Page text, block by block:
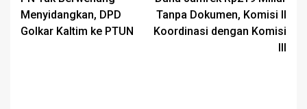
navigation
Menyidangkan, DPD
Golkar Kaltim ke PTUN
Tanpa Dokumen, Komisi II
Koordinasi dengan Komisi
III